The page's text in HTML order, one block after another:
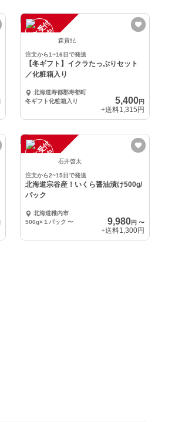
注
文
受
付
停
止
中 森貴紀
注文から1~16日で発送
【冬ギフト】イクラたっぷりセット
／化粧箱入り
北海道寿都郡寿都町
冬ギフト化粧箱入り
5,400円
+送料1,315円
注
文
受
付
停
止
中 石井啓太
注文から2~15日で発送
北海道宗谷産！いくら醤油漬け500g/
パック
北海道稚内市
500g×１パック 〜 9,980円 〜
+送料1,300円